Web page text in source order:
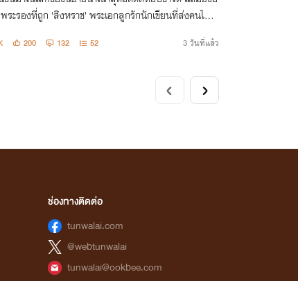
ระรองที่ถูก 'สิงหราช' พระเอกลูกรักนักเขียนที่ส่งคนไป
อย่างนี้!?
200 132 52 3 วันที่แล้ว
ช่องทางติดต่อ
tunwalai.com
@webtunwalai
tunwalai@ookbee.com